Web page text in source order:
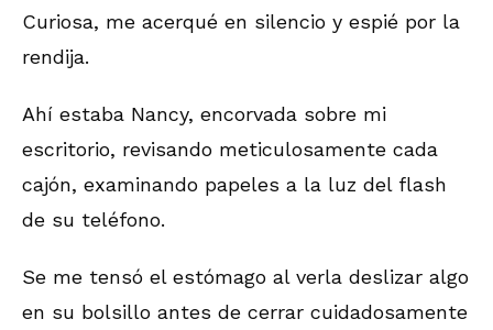
Curiosa, me acerqué en silencio y espié por la
rendija.
Ahí estaba Nancy, encorvada sobre mi
escritorio, revisando meticulosamente cada
cajón, examinando papeles a la luz del flash
de su teléfono.
Se me tensó el estómago al verla deslizar algo
en su bolsillo antes de cerrar cuidadosamente